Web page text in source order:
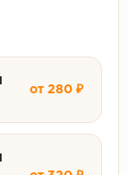
от 280 ₽